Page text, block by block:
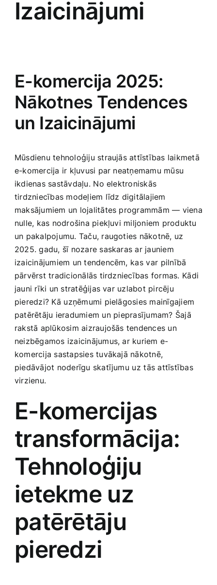
Medicīnas preces
Pārtikas preces
Preces birojam
Preces pieaugušajiem
Rotaļlietas, bērnu preces
Smaržas, kosmētika
Sports, tūrisms un atpūta
TV un Sadzīves tehnika
Zoo preces
Izaicinājumi
E-komercija 2025:
Nākotnes Tendences
un Izaicinājumi
Mūsdienu tehnoloģiju straujās attīstības laikmetā
e-komercija ir kļuvusi par neatņemamu mūsu
ikdienas sastāvdaļu.⁢ No elektroniskās‍
tirdzniecības modeļiem līdz digitālajiem
maksājumiem ‌un lojalitātes programmām — viena
nulle, kas nodrošina piekļuvi miljoniem ​produktu
un pakalpojumu. Taču, raugoties nākotnē, uz
2025. gadu, šī nozare saskaras ar jauniem
izaicinājumiem ‌un tendencēm,⁢ kas ⁣var⁢ pilnībā
pārvērst tradicionālās tirdzniecības formas.⁢ Kādi
jauni rīki un stratēģijas var uzlabot pircēju
pieredzi? Kā⁣ uzņēmumi pielāgosies​ mainīgajiem
patērētāju ieradumiem un⁣ pieprasījumam? Šajā
rakstā aplūkosim aizraujošās ‍tendences un
‍neizbēgamos izaicinājumus, ar kuriem e-
komercija sastapsies tuvākajā nākotnē,
piedāvājot noderīgu skatījumu ⁣uz⁣ tās attīstības
virzienu.
E-komercijas
transformācija:
Tehnoloģiju
ietekme uz
patērētāju
pieredzi